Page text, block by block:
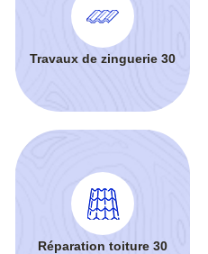
Travaux de zinguerie 30
Réparation toiture 30